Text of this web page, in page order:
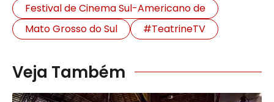
Festival de Cinema Sul-Americano de
Mato Grosso do Sul
#TeatrineTV
Veja Também